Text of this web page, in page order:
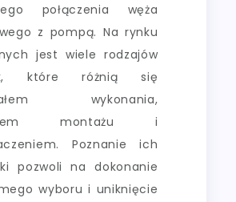
połączenia węża
z pompą. Na rynku
jest wiele rodzajów
które różnią się
wykonania,
montażu i
Poznanie ich
pozwoli na dokonanie
wyboru i uniknięcie